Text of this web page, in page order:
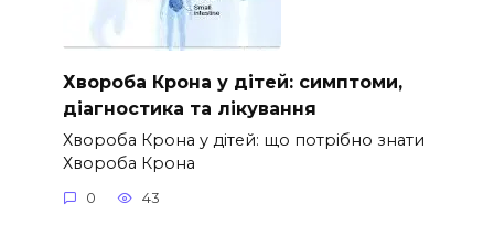
Хвороба Крона у дітей: симптоми,
діагностика та лікування
Хвороба Крона у дітей: що потрібно знати
Хвороба Крона
0 43